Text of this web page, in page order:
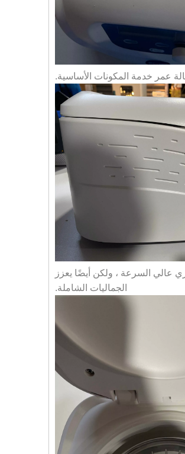
عمر خدمة المكونات الأساسية.
عالي السرعة ، ولكن أيضًا يعزز
الجماليات الشاملة.